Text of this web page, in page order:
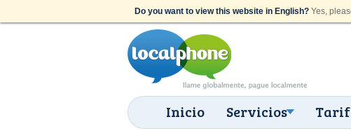
Do you want to view this website in English? Yes,
Inicio Servicios